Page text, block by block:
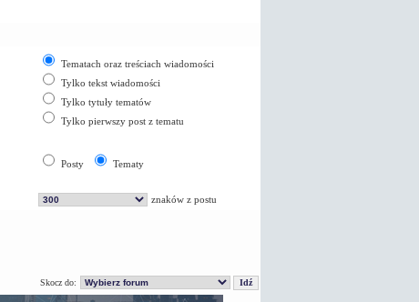
Tematach oraz treściach wiadomości
Tylko tekst wiadomości
Tylko tytuły tematów
Tylko pierwszy post z tematu
Posty Tematy
znaków z postu
Skocz do: